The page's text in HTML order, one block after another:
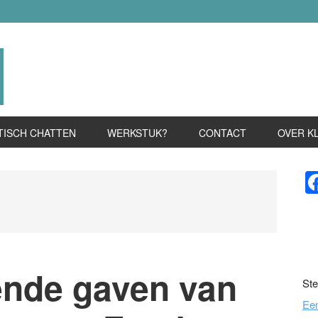
CHATTEN WERKSTUK? CONTACT OVER
gaven van